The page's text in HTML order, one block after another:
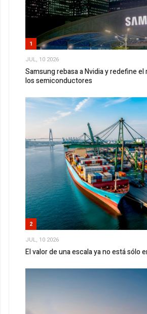
1
JUL, 10 2026
Samsung rebasa a Nvidia y redefine el
los semiconductores
2
JUL, 10 2026
El valor de una escala ya no está sólo